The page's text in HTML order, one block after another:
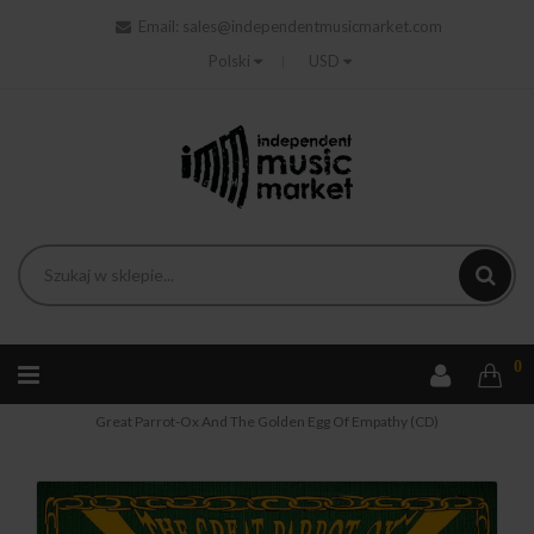
Email:
sales@independentmusicmarket.com
Polski
USD
0
Claypool Lennon Delirium The - The
Great Parrot-Ox And The Golden Egg Of Empathy (CD)